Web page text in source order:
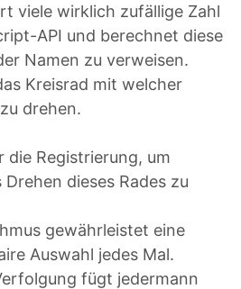
viele wirklich zufällige Zahl
API und berechnet diese
Namen zu verweisen.
Kreisrad mit welcher
drehen.
die Registrierung, um
dieses Rades zu
gewährleistet eine
Auswahl jedes Mal.
fügt jedermann